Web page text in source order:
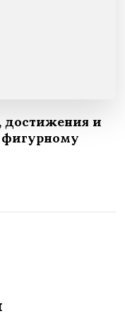
достижения и
фигурному